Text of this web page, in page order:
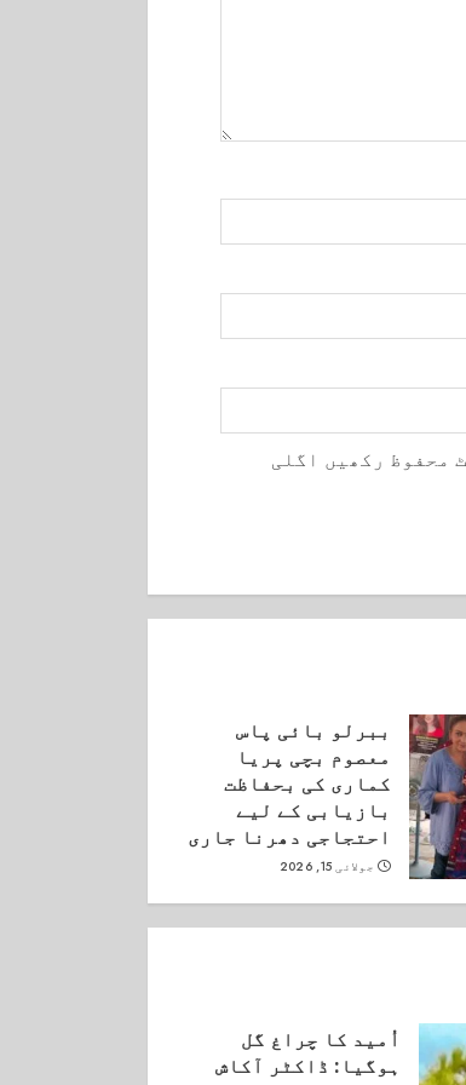
محفوظ رکھیں اگلی
ببرلو بائی پاس
معصوم بچی پریا
کماری کی بحفاظت
بازیابی کے لیے
احتجاجی دھرنا جاری
جولائی 15, 2026
اُمید کا چراغ گل
ہوگیا: ڈاکٹر آکاش